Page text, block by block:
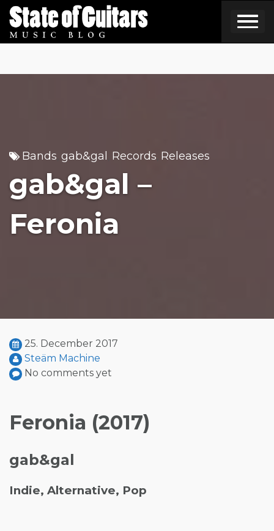
Skip
to
content
Bands gab&gal Records Releases
gab&gal –
Feronia
25. December 2017
Steäm Machine
No comments yet
Feronia (2017)
gab&gal
Indie, Alternative, Pop